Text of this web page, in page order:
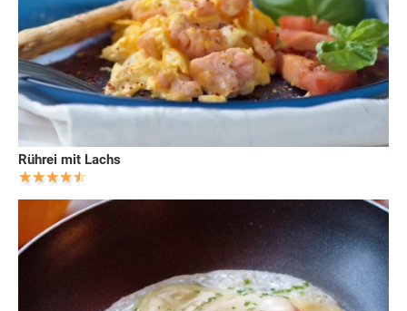
Rührei mit Lachs